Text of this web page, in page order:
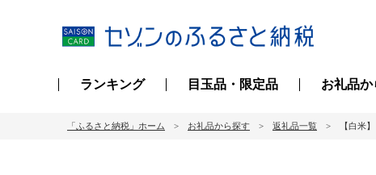
ランキング 目玉品・限定品 お礼品か
「ふるさと納税」ホーム お礼品から探す 返礼品一覧 【白米